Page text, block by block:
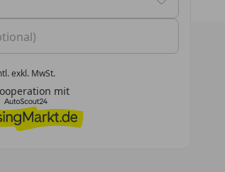
Sie die Pfeil-nach-oben und
exkl. MwSt.
mit